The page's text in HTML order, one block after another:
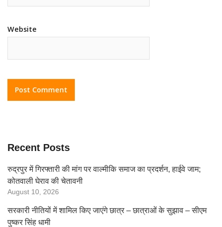
Website
Recent Posts
रुद्रपुर में गिरफ्तारी की मांग पर वाल्मीकि समाज का प्रदर्शन, हाईवे जाम;
कोतवाली घेराव की चेतावनी
August 10, 2026
सरकारी नीतियों में शामिल किए जाएंगे छात्र – छात्राओं के सुझाव – सीएम
पुष्कर सिंह धामी